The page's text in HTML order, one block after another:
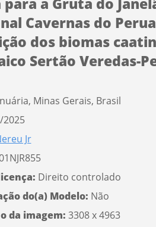
Cavernas do
dos biomas
Sertão Veredas-
Minas Gerais, Brasil
2025
Jr
Direito controlado
do(a) Modelo: Não
da imagem: 3308 x 4963